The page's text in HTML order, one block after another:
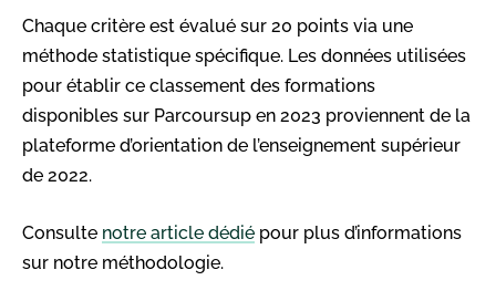
Chaque critère est évalué sur 20 points via une
méthode statistique spécifique. Les données utilisées
pour établir ce classement des formations
disponibles sur Parcoursup en 2023 proviennent de la
plateforme d’orientation de l’enseignement supérieur
de 2022.
Consulte notre article dédié pour plus d’informations
sur notre méthodologie.